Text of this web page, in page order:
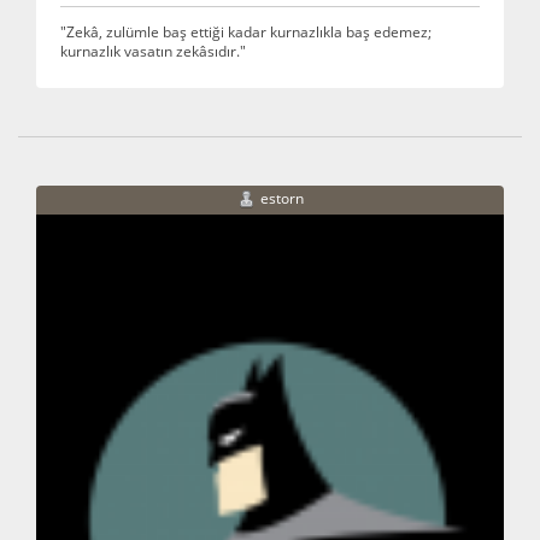
"Zekâ, zulümle baş ettiği kadar kurnazlıkla baş edemez;
kurnazlık vasatın zekâsıdır."
estorn